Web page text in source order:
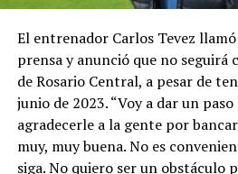
El entrenador Carlos Tevez
prensa y anunció que no
de Rosario Central, a pesar de
junio de 2023. “Voy a dar un
agradecerle a la gente por
muy, muy buena. No es
siga. No quiero ser un obstáculo